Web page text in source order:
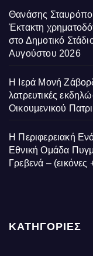
Θανάσης
Έκτακτη
στο Δημοτικό
Αυγούστου 2026
Η Ιερά Μονή
λατρευτικές
Οικουμενικού
Η Περιφερειακή
Εθνική Ομάδα
Γρεβενά – (εικόνες
ΚΑΤΗΓΟΡΙΕΣ